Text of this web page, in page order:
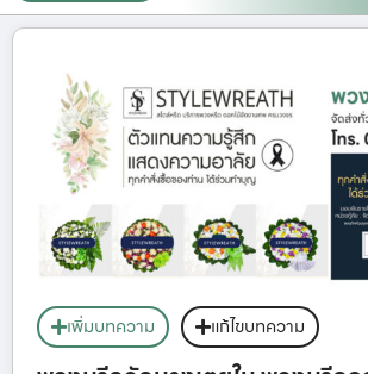
เพิ่มบทความ แก้ไขบทความ